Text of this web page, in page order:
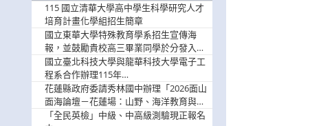
115 國立清華大學高中學生科學研究人才
培育計畫化學組招生簡章
國立東華大學特殊教育學系招生宣傳海
報，並鼓勵貴校高三畢業同學於分發入學
階段踴躍選填。
國立臺北科技大學與龍華科技大學電子工
程系合作辦理115年
「115.08.10~08.12「AI賦能應用於智慧半
導體研習營」，歡迎學生踴躍報名參加
花蓮縣政府委請秀林國中辦理「2026面山
面海論壇－花蓮場：山野、海洋教育與戶
外安全實務課程」，歡迎踴躍報名參加
「全民英檢」中級、中高級測驗現正報名